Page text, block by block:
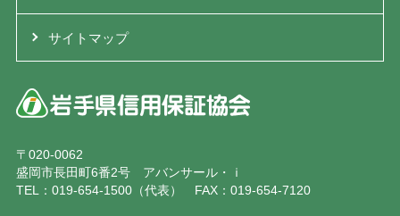
サイトマップ
〒020-0062
盛岡市長田町6番2号 アバンサール・ｉ
TEL：019-654-1500（代表） FAX：019-654-7120